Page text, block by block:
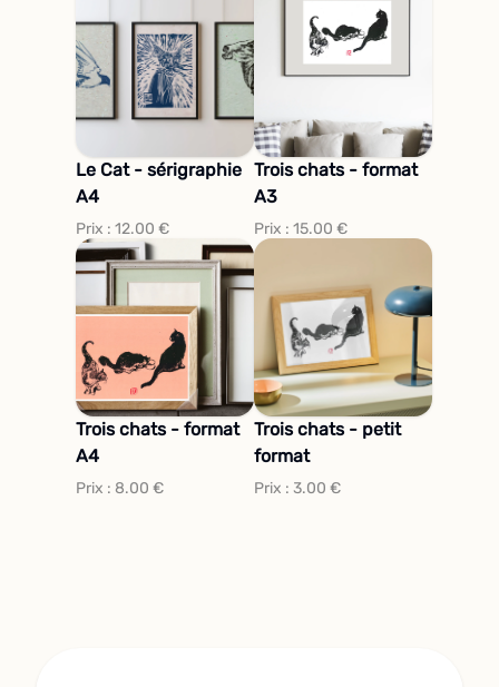
Le Cat - sérigraphie
A4
Prix : 12.00 €
Trois chats - format
A3
Prix : 15.00 €
Trois chats - format
A4
Prix : 8.00 €
Trois chats - petit
format
Prix : 3.00 €